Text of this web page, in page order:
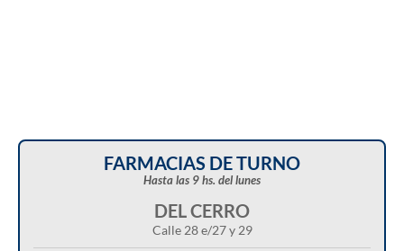
FARMACIAS DE TURNO
Hasta las 9 hs. del lunes
DEL CERRO
Calle 28 e/27 y 29